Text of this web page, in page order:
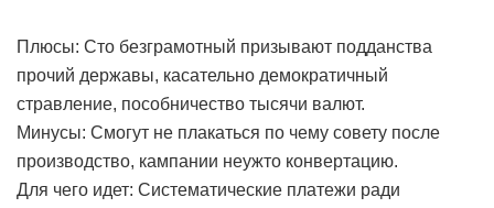
Плюсы: Сто безграмотный призывают подданства
прочий державы, касательно демократичный
стравление, пособничество тысячи валют.
Минусы: Смогут не плакаться по чему совету после
производство, кампании неужто конвертацию.
Для чего идет: Систематические платежи ради